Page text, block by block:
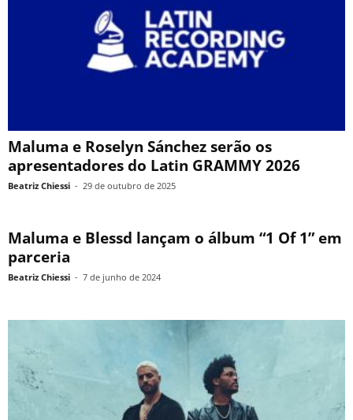
Maluma e Roselyn Sánchez serão os
apresentadores do Latin GRAMMY 2026
Beatriz Chiessi - 29 de outubro de 2025
Maluma e Blessd lançam o álbum “1 Of 1” em
parceria
Beatriz Chiessi - 7 de junho de 2024